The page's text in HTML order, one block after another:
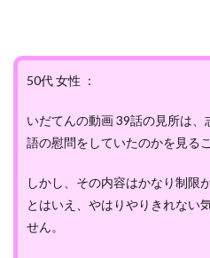
50代 女性 ：
いだてんの動画 39話の見所は
語の慰問をしていたのかを見る
しかし、その内容はかなり制限
とはいえ、やはりやりきれない
せん。